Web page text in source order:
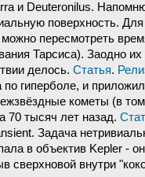
и Deuteronilus.
поверхность.
пересмотреть
Тарсиса). Заодно
делось. Статья.
гиперболе, и
кометы (в
70 тысяч лет назад.
Задача
в объектив Kepler -
внутри